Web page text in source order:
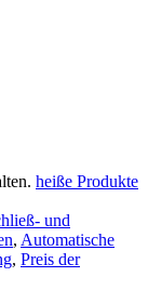
heiße Produkte
und
, Automatische
, Preis der